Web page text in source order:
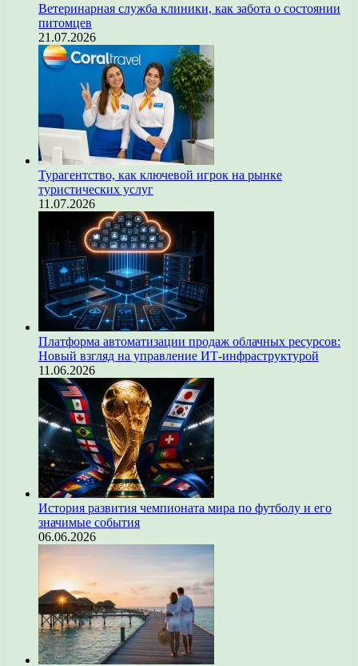
Ветеринарная служба клиники, как забота о состоянии
питомцев
21.07.2026
Турагентство, как ключевой игрок на рынке
туристических услуг
11.07.2026
Платформа автоматизации продаж облачных ресурсов:
Новый взгляд на управление ИТ-инфраструктурой
11.06.2026
История развития чемпионата мира по футболу и его
значимые события
06.06.2026